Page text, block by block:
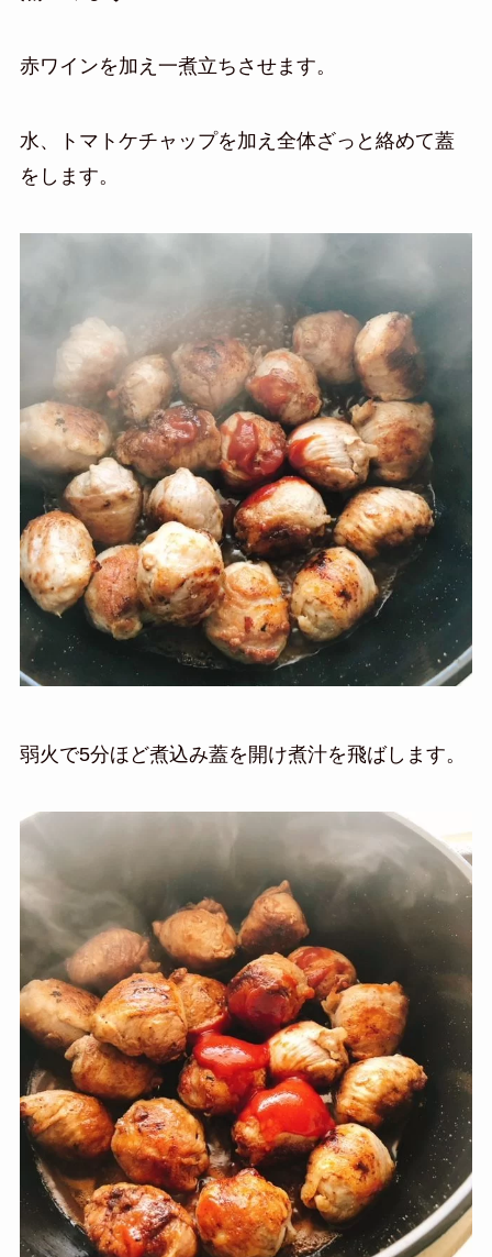
赤ワインを加え一煮立ちさせます。
水、トマトケチャップを加え全体ざっと絡めて蓋
をします。
弱火で5分ほど煮込み蓋を開け煮汁を飛ばします。